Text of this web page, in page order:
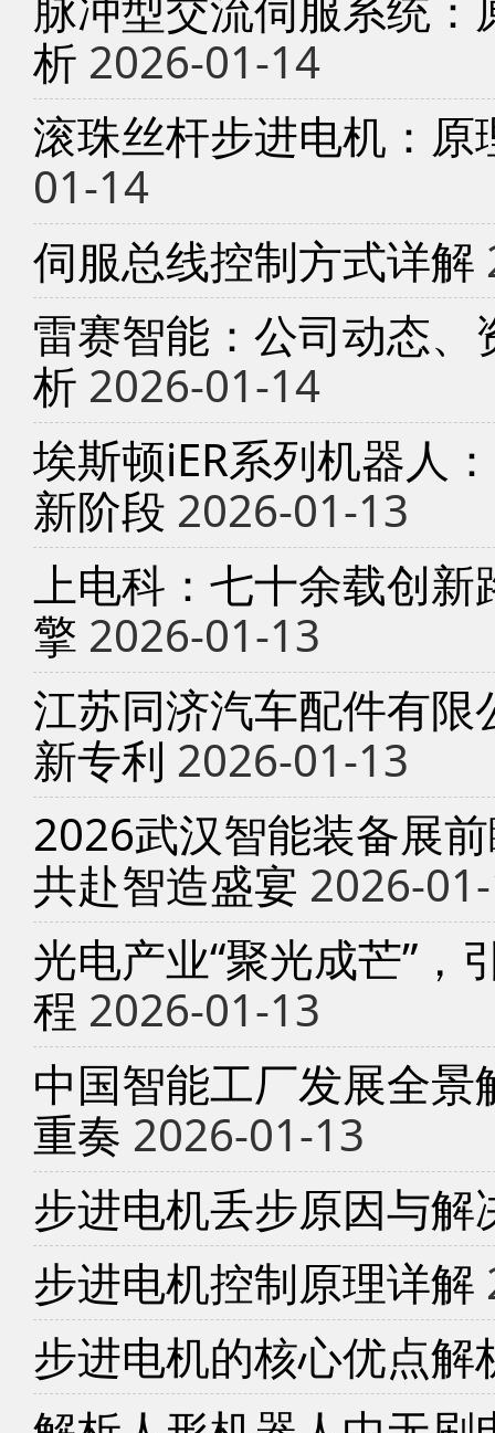
析 2026-01-14
滚珠丝杆步进电机：
01-14
伺服总线控制方式详解
雷赛智能：公司动态
析 2026-01-14
埃斯顿iER系列机器人
新阶段 2026-01-13
上电科：七十余载创
擎 2026-01-13
江苏同济汽车配件有
新专利 2026-01-13
2026武汉智能装备展
共赴智造盛宴 2026-
光电产业“聚光成芒”，
程 2026-01-13
中国智能工厂发展全
重奏 2026-01-13
步进电机丢步原因与解
步进电机控制原理详解
步进电机的核心优点解